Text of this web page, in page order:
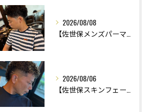
2026/08/08
2026/08/06